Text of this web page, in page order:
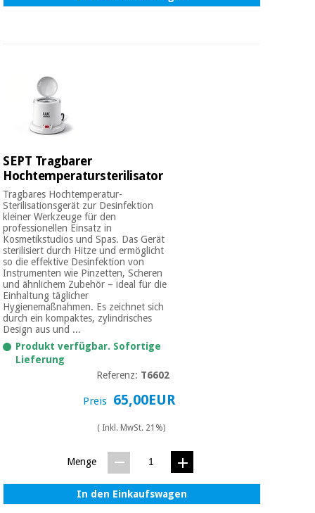
SEPT Tragbarer
Hochtemperatursterilisator
Tragbares Hochtemperatur-
Sterilisationsgerät zur Desinfektion
kleiner Werkzeuge für den
professionellen Einsatz in
Kosmetikstudios und Spas. Das Gerät
sterilisiert durch Hitze und ermöglicht
so die effektive Desinfektion von
Instrumenten wie Pinzetten, Scheren
und ähnlichem Zubehör – ideal für die
Einhaltung täglicher
Hygienemaßnahmen. Es zeichnet sich
durch ein kompaktes, zylindrisches
Design aus und ...
Produkt verfügbar. Sofortige
Lieferung
Referenz: T6602
Preis 65,00EUR
( Inkl. MwSt. 21%)
Menge
In den Einkaufswagen